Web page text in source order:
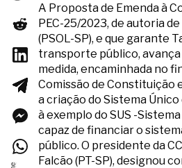
A Proposta de Emenda à
PEC-25/2023, de autoria
(PSOL-SP), e que garante
transporte público, avança
medida, encaminhada no
Comissão de Constituição
a criação do Sistema Único
à exemplo do SUS -
capaz de financiar o
público. O presidente da
Falcão (PT-SP), designou